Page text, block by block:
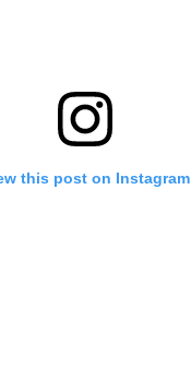
this post on Instagram